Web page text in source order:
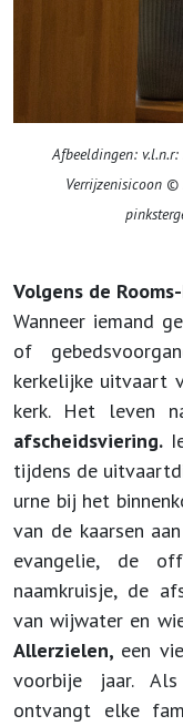
Afbeeldingen:
Verrijzenisicoon ©
Volgens de
Wanneer iemand
of
kerkelijke uitvaart
kerk. Het leven
afscheidsviering.
tijdens de
urne bij het
van de kaarsen
evangelie, de
naamkruisje, de
van wijwater en
Allerzielen, een
voorbije jaar.
ontvangt elke